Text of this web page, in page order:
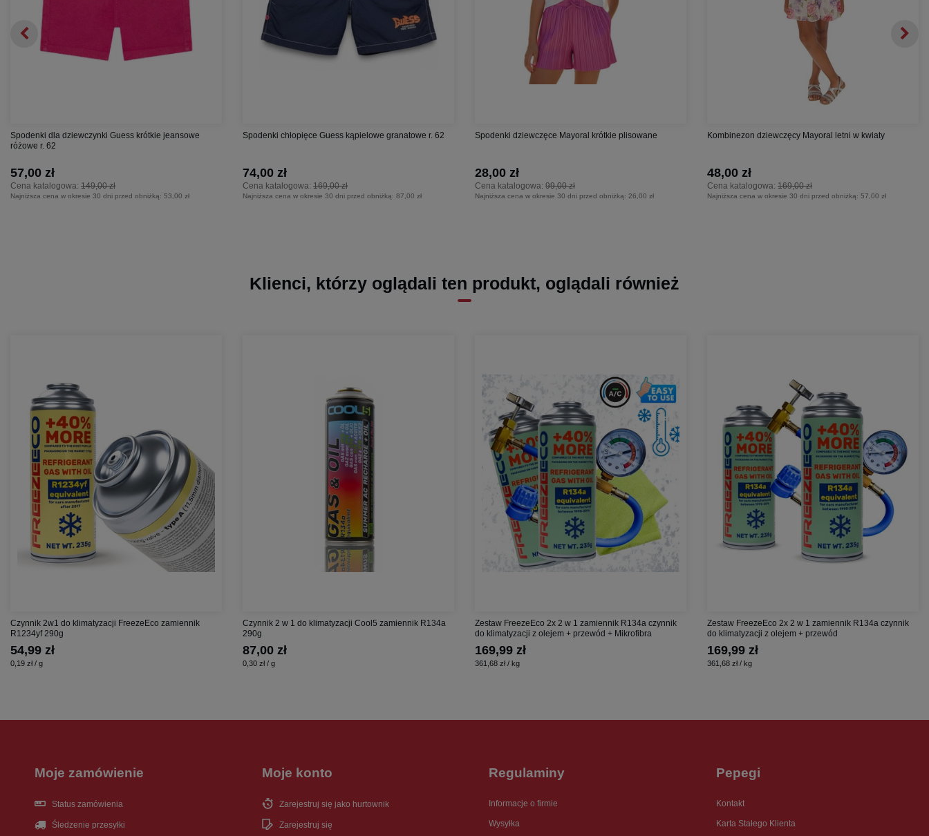
Spodenki dla dziewczynki Guess krótkie jeansowe
różowe r. 62
Cena katalogowa: 149,00 zł
57,00 zł
Najniższa cena w okresie 30 dni przed obniżką: 53,00 zł
Spodenki chłopięce Guess kąpielowe granatowe r. 62
Cena katalogowa: 169,00 zł
74,00 zł
Najniższa cena w okresie 30 dni przed obniżką: 87,00 zł
Spodenki dziewczęce Mayoral krótkie plisowane
Cena katalogowa: 99,00 zł
28,00 zł
Najniższa cena w okresie 30 dni przed obniżką: 26,00 zł
Kombinezon dziewczęcy Mayoral letni w kwiaty
Cena katalogowa: 169,00 zł
48,00 zł
Najniższa cena w okresie 30 dni przed obniżką: 57,00 zł
Klienci, którzy oglądali ten produkt, oglądali również
Czynnik 2w1 do klimatyzacji FreezeEco zamiennik
R1234yf 290g
54,99 zł
0,19 zł / g
Czynnik 2 w 1 do klimatyzacji Cool5 zamiennik R134a
290g
87,00 zł
0,30 zł / g
Zestaw FreezeEco 2x 2 w 1 zamiennik R134a czynnik
do klimatyzacji z olejem + przewód + Mikrofibra
169,99 zł
361,68 zł / kg
Zestaw FreezeEco 2x 2 w 1 zamiennik R134a czynnik
do klimatyzacji z olejem + przewód
169,99 zł
361,68 zł / kg
Moje zamówienie
Status zamówienia
Śledzenie przesyłki
Moje konto
Zarejestruj się jako hurtownik
Zarejestruj się
Regulaminy
Informacje o firmie
Wysyłka
Pepegi
Kontakt
Karta Stałego Klienta